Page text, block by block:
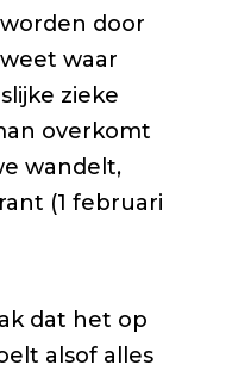
door
waar
zieke
overkomt
wandelt,
(1 februari
dat het op
alsof alles